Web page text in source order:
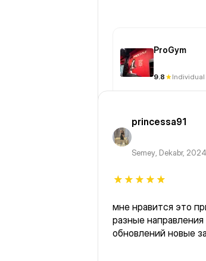
ProGym
9.8
princessa91
Semey, Dekabr, 2024
мне нравится это приложение, с ним
разные
обновлений новые